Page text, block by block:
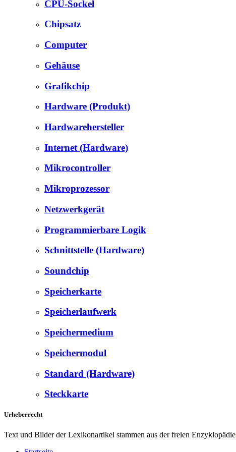
CPU-Sockel
Chipsatz
Computer
Gehäuse
Grafikchip
Hardware (Produkt)
Hardwarehersteller
Internet (Hardware)
Mikrocontroller
Mikroprozessor
Netzwerkgerät
Programmierbare Logik
Schnittstelle (Hardware)
Soundchip
Speicherkarte
Speicherlaufwerk
Speichermedium
Speichermodul
Standard (Hardware)
Steckkarte
Urheberrecht
Text und Bilder der Lexikonartikel stammen aus der freien Enzyklopädie